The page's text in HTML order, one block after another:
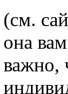
(см.
она
важно,